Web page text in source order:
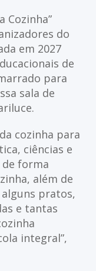
Cozinha”
do
em 2027
de
para
sala de
cozinha para
ciências e
forma
além de
pratos,
e tantas
integral”,